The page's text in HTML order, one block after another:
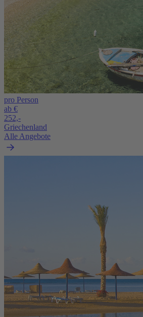
pro Person
ab €
252,-
Griechenland
Alle Angebote